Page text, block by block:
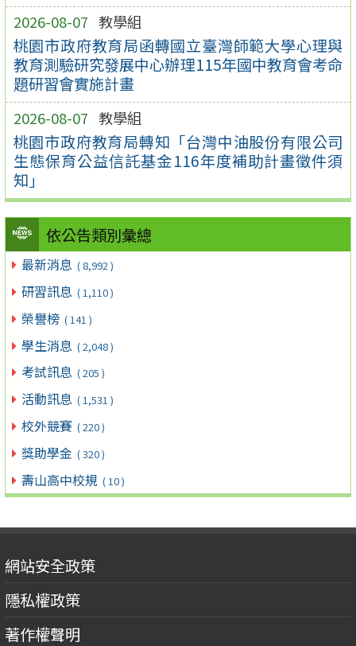
2026-08-07 教學組
桃園市政府教育局函轉國立臺灣師範大學心理與
教育測驗研究發展中心辦理115年國中教育會考命
題研習會實施計畫
2026-08-07 教學組
桃園市政府教育局轉知「台灣中油股份有限公司
生態保育公益信託基金116年度補助計畫徵件須
知」
依公告類別彙總
最新消息 ( 8,992 )
研習訊息 ( 1,110 )
榮譽榜 ( 141 )
學生消息 ( 2,048 )
考試訊息 ( 205 )
活動訊息 ( 1,531 )
校外競賽 ( 220 )
獎助學金 ( 320 )
壽山高中校規 ( 10 )
網站安全政策
隱私權政策
著作權聲明